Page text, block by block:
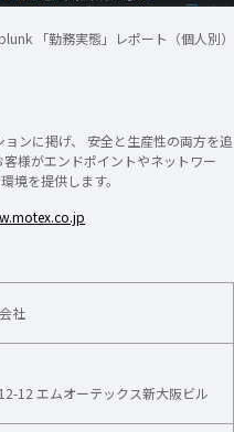
「勤務実態」レポート（個人別）
ンに掲げ、 安全と生産性の両方を追
様がエンドポイントやネットワー
境を提供します。
社
12 エムオーテックス新大阪ビル